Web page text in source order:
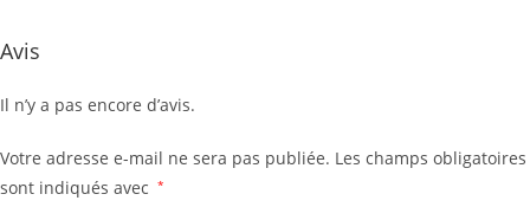
Avis
Il n’y a pas encore d’avis.
Votre adresse e-mail ne sera pas publiée. Les champs obligatoires
sont indiqués avec *